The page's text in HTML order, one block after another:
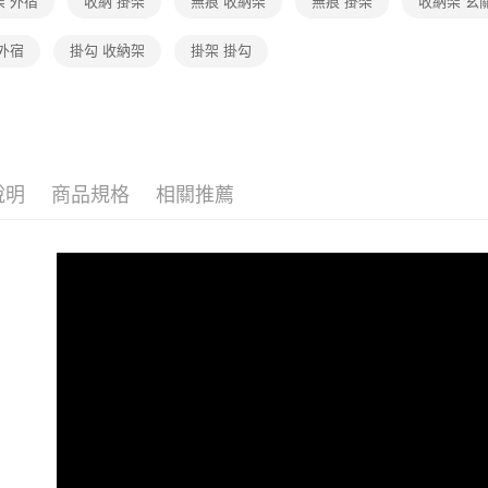
宿 掛勾 收納架 掛架 掛勾
明 商品規格 相關推薦